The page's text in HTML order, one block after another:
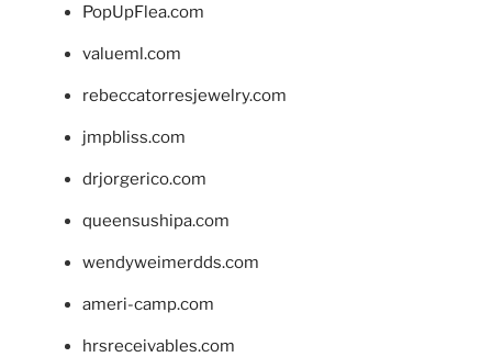
PopUpFlea.com
valueml.com
rebeccatorresjewelry.com
jmpbliss.com
drjorgerico.com
queensushipa.com
wendyweimerdds.com
ameri-camp.com
hrsreceivables.com